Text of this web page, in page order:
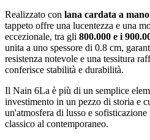
Realizzato con lana cardata a
tappeto offre una lucentezza e una
eccezionale, tra gli 800.000 e i
unita a uno spessore di 0.8 cm,
resistenza notevole e una tessitura
conferisce stabilità e durabilità.
Il Nain 6La è più di un semplice
investimento in un pezzo di storia e
un'atmosfera di lusso e
classico al contemporaneo.